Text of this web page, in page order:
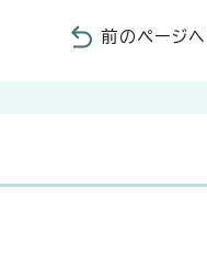
前のページ